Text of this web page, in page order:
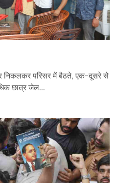
निकलकर परिसर में बैठते, एक-दूसरे से
छात्र जेल...